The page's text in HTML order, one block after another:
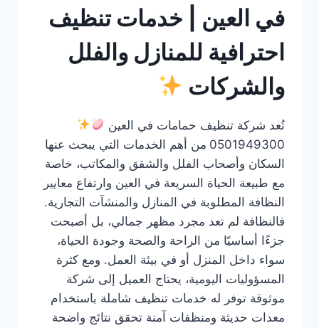
في العين | خدمات تنظيف
احترافية للمنازل والفلل
والشركات
تُعد شركة تنظيف حمامات في العين
0501949300 من أهم الخدمات التي يبحث عنها
السكان وأصحاب الفلل والشقق والمكاتب، خاصة
مع طبيعة الحياة السريعة في العين وارتفاع معايير
النظافة المطلوبة في المنازل والمنشآت التجارية.
فالنظافة لم تعد مجرد مظهر جمالي، بل أصبحت
جزءًا أساسيًا من الراحة والصحة وجودة الحياة،
سواء داخل المنزل أو في بيئة العمل. ومع كثرة
المسؤوليات اليومية، يحتاج العميل إلى شركة
موثوقة توفر له خدمات تنظيف شاملة باستخدام
معدات حديثة ومنظفات آمنة تحقق نتائج واضحة